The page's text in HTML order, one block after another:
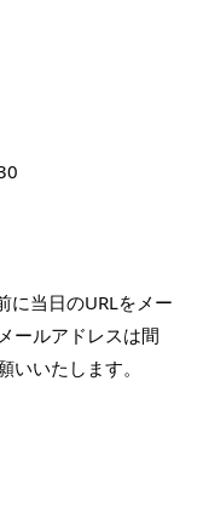
に当日のURLをメー
ールアドレスは間
いたします。